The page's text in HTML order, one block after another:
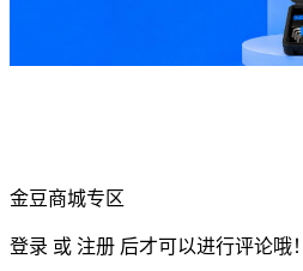
金豆商城专区
登录 或 注册 后才可以进行评论哦！